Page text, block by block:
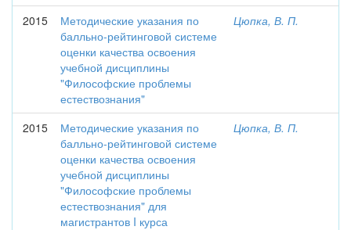
2015
Методические указания по
балльно-рейтинговой системе
оценки качества освоения
учебной дисциплины
"Философские проблемы
естествознания"
Цюпка, В. П.
2015
Методические указания по
балльно-рейтинговой системе
оценки качества освоения
учебной дисциплины
"Философские проблемы
естествознания" для
магистрантов I курса
Цюпка, В. П.